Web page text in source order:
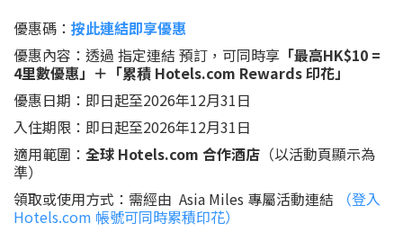
優惠碼： 按此連結即享優惠
優惠內容：透過 指定連結 預訂，可同時享 「最高HK$10 =
4里數優惠」＋「累積 Hotels.com Rewards 印花」
優惠日期：即日起至2026年12月31日
入住期限：即日起至2026年12月31日
適用範圍： 全球 Hotels.com 合作酒店 （以活動頁顯示為
準）
領取或使用方式：需經由 Asia Miles 專屬活動連結
（登入
Hotels.com 帳號可同時累積印花）